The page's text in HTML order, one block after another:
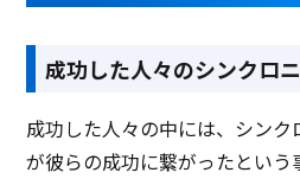
成功した人々のシンクロ
成功した人々の中には、シン
が彼らの成功に繋がったという